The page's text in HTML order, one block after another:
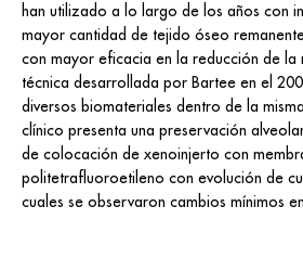
han utilizado a lo largo de los años con
mayor cantidad de tejido óseo
con mayor eficacia en la reducción de la
técnica desarrollada por Bartee en el
diversos biomateriales dentro de la
clínico presenta una preservación
de colocación de xenoinjerto con
politetrafluoroetileno con evolución de
cuales se observaron cambios mínimos